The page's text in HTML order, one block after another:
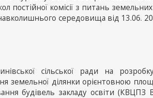
комісії з питань
середовища від 13.06.
сільської ради на
земельної ділянки орієнтовною
будівель закладу освіти (КВЦПЗ